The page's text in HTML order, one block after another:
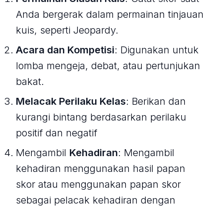
Anda bergerak dalam permainan tinjauan
kuis, seperti Jeopardy.
Acara dan Kompetisi: Digunakan untuk
lomba mengeja, debat, atau pertunjukan
bakat.
Melacak Perilaku Kelas: Berikan dan
kurangi bintang berdasarkan perilaku
positif dan negatif
Mengambil Kehadiran: Mengambil
kehadiran menggunakan hasil papan
skor atau menggunakan papan skor
sebagai pelacak kehadiran dengan